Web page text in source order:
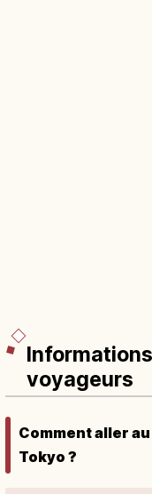
voyageurs
Comment aller
Tokyo ?